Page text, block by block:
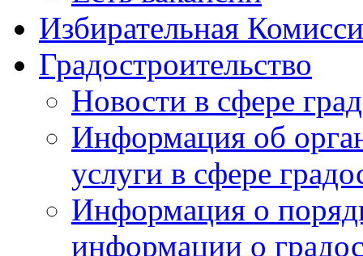
Избирательная
Градостроительство
Новости в сфере
Информация об
услуги в сфере
Информация о
информации о